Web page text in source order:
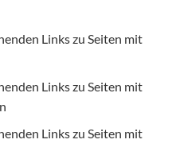
Links zu Seiten mit
Links zu Seiten mit
Links zu Seiten mit